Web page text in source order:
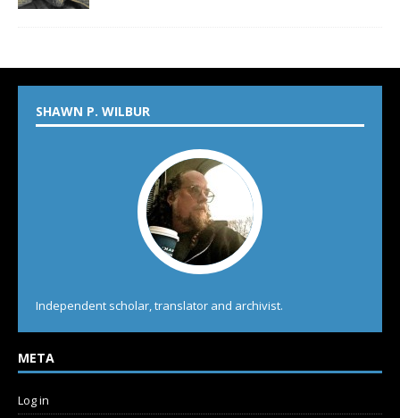
SHAWN P. WILBUR
Independent scholar, translator and archivist.
META
Log in